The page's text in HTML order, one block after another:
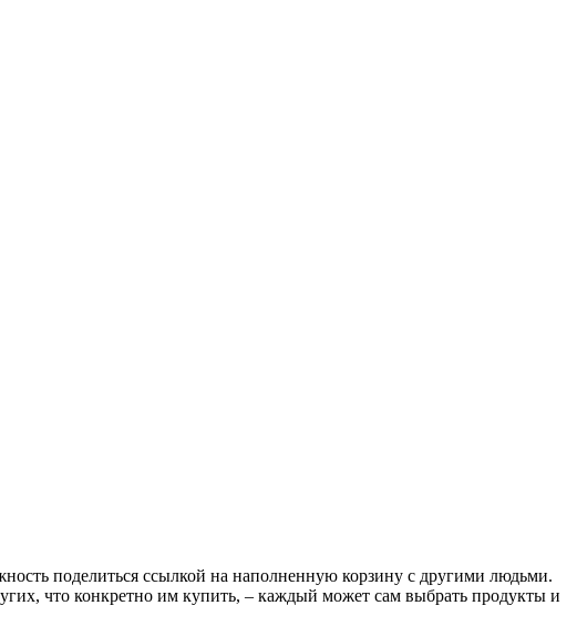
поделиться ссылкой на наполненную корзину с другими людьми.
что конкретно им купить, – каждый может сам выбрать продукты и